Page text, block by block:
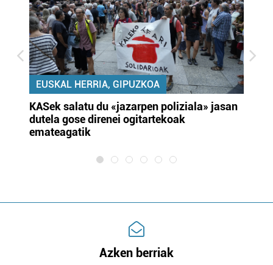
EUSKAL HERRIA, GIPUZKOA
KASek salatu du «jazarpen poliziala» jasan
dutela gose direnei ogitartekoak
emateagatik
Azken berriak